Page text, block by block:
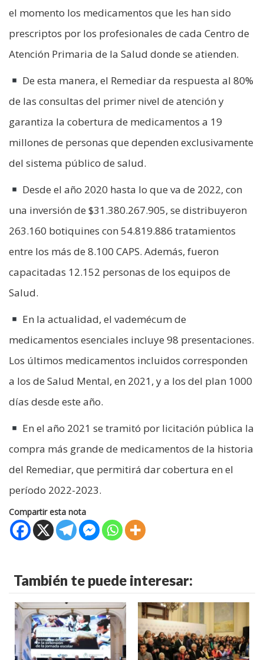
el momento los medicamentos que les han sido
prescriptos por los profesionales de cada Centro de
Atención Primaria de la Salud donde se atienden.
De esta manera, el Remediar da respuesta al 80%
de las consultas del primer nivel de atención y
garantiza la cobertura de medicamentos a 19
millones de personas que dependen exclusivamente
del sistema público de salud.
Desde el año 2020 hasta lo que va de 2022, con
una inversión de $31.380.267.905, se distribuyeron
263.160 botiquines con 54.819.886 tratamientos
entre los más de 8.100 CAPS. Además, fueron
capacitadas 12.152 personas de los equipos de
Salud.
En la actualidad, el vademécum de
medicamentos esenciales incluye 98 presentaciones.
Los últimos medicamentos incluidos corresponden
a los de Salud Mental, en 2021, y a los del plan 1000
días desde este año.
En el año 2021 se tramitó por licitación pública la
compra más grande de medicamentos de la historia
del Remediar, que permitirá dar cobertura en el
período 2022-2023.
Compartir esta nota
También te puede interesar: